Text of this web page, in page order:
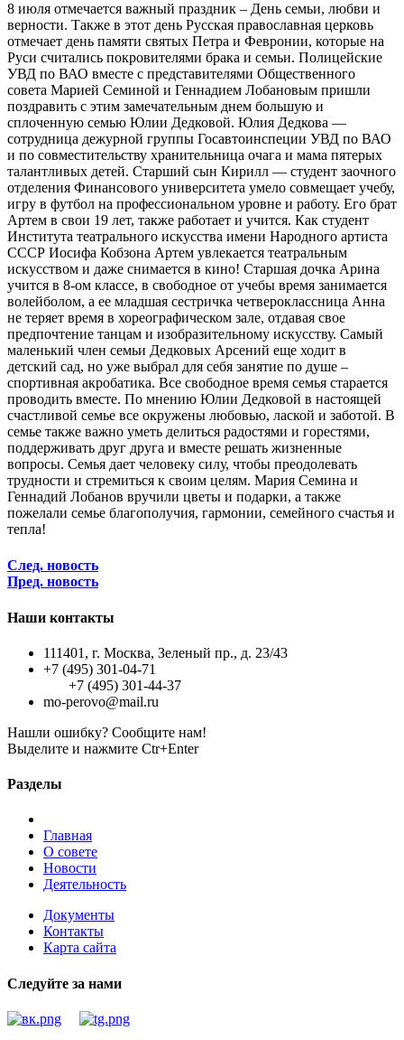
8 июля отмечается важный праздник – День семьи, любви и
верности. Также в этот день Русская православная церковь
отмечает день памяти святых Петра и Февронии, которые на
Руси считались покровителями брака и семьи. Полицейские
УВД по ВАО вместе с представителями Общественного
совета Марией Семиной и Геннадием Лобановым пришли
поздравить с этим замечательным днем большую и
сплоченную семью Юлии Дедковой. Юлия Дедкова —
сотрудница дежурной группы Госавтоинспеции УВД по ВАО
и по совместительству хранительница очага и мама пятерых
талантливых детей. Старший сын Кирилл — студент заочного
отделения Финансового университета умело совмещает учебу,
игру в футбол на профессиональном уровне и работу. Его брат
Артем в свои 19 лет, также работает и учится. Как студент
Института театрального искусства имени Народного артиста
СССР Иосифа Кобзона Артем увлекается театральным
искусством и даже снимается в кино! Старшая дочка Арина
учится в 8-ом классе, в свободное от учебы время занимается
волейболом, а ее младшая сестричка четвероклассница Анна
не теряет время в хореографическом зале, отдавая свое
предпочтение танцам и изобразительному искусству. Самый
маленький член семьи Дедковых Арсений еще ходит в
детский сад, но уже выбрал для себя занятие по душе –
спортивная акробатика. Все свободное время семья старается
проводить вместе. По мнению Юлии Дедковой в настоящей
счастливой семье все окружены любовью, лаской и заботой. В
семье также важно уметь делиться радостями и горестями,
поддерживать друг друга и вместе решать жизненные
вопросы. Семья дает человеку силу, чтобы преодолевать
трудности и стремиться к своим целям. Мария Семина и
Геннадий Лобанов вручили цветы и подарки, а также
пожелали семье благополучия, гармонии, семейного счастья и
тепла!
След. новость
Пред. новость
Наши контакты
111401, г. Москва, Зеленый пр., д. 23/43
+7 (495) 301-04-71
+7 (495) 301-44-37
mo-perovo@mail.ru
Нашли ошибку? Сообщите нам!
Выделите и нажмите Ctr+Enter
Разделы
Главная
О совете
Новости
Деятельность
Документы
Контакты
Карта сайта
Следуйте за нами